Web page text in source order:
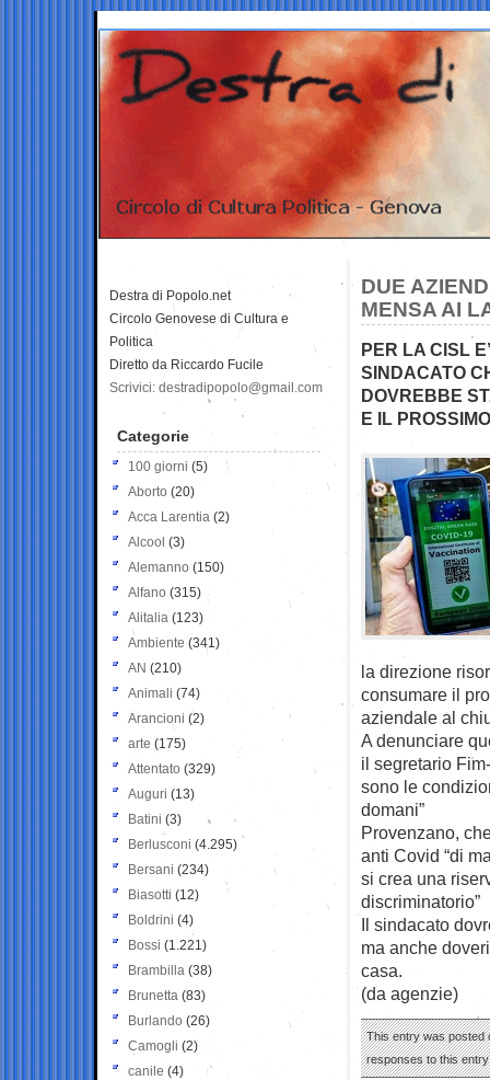
DUE
MENSA AI
PER LA CISL
SINDACATO
DOVREBBE
E IL
la direzione
consumare il
aziendale al
A denunciare
il segretario
sono le
domani”
Provenzano,
anti Covid “di
si crea una
discriminatorio”
Il sindacato
ma anche
casa.
(da agenzie)
This entry was posted
responses to this
Destra di Popolo.net
Circolo Genovese di Cultura e
Politica
Diretto da Riccardo Fucile
Scrivici: destradipopolo@gmail.com
Categorie
100 giorni (5)
Aborto (20)
Acca Larentia (2)
Alcool (3)
Alemanno (150)
Alfano (315)
Alitalia (123)
Ambiente (341)
AN (210)
Animali (74)
Arancioni (2)
arte (175)
Attentato (329)
Auguri (13)
Batini (3)
Berlusconi (4.295)
Bersani (234)
Biasotti (12)
Boldrini (4)
Bossi (1.221)
Brambilla (38)
Brunetta (83)
Burlando (26)
Camogli (2)
canile (4)